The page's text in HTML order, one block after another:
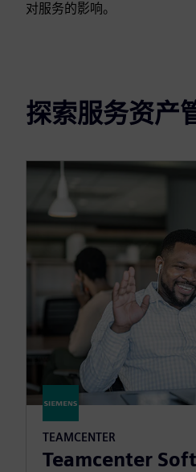
对服务的影响。
探索服务资产
TEAMCENTER
Teamcenter